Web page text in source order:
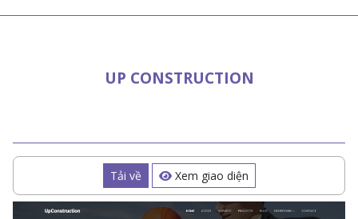
UP CONSTRUCTION
Tải về Xem giao diện